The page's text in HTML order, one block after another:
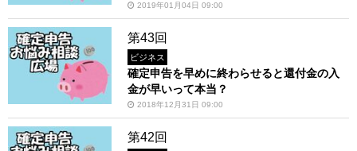
2019年01月04日 09:00
第43回
ビジネス
確定申告を早めに終わらせると還付金の入
金が早いって本当？
2018年12月31日 09:00
第42回